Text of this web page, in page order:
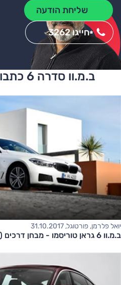
שליחת הודעה
חייגו 3262*
ב.מ.וו סדרה 6 כתבות ומבחני דרכים
יואל פלרמן, פורטוגל, 31.10.2017
ב.מ.וו 6 גראן טוריסמו - מבחן דרכים (השקה)